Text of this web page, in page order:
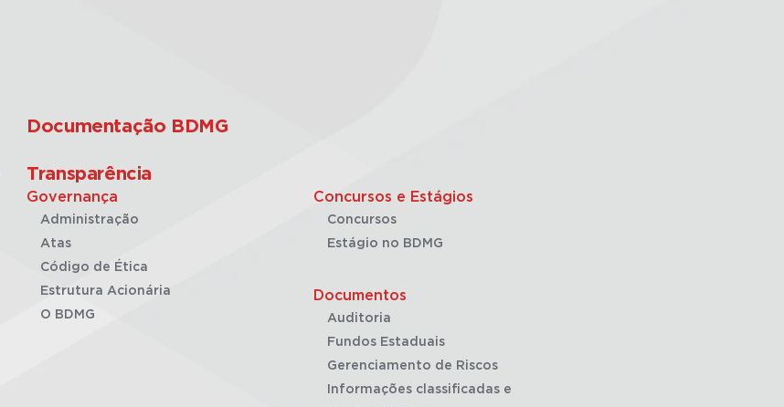
Documentação BDMG
Transparência
Governança
Administração
Atas
Código de Ética
Estrutura Acionária
O BDMG
Concursos e Estágios
Concursos
Estágio no BDMG
Documentos
Auditoria
Fundos Estaduais
Gerenciamento de Riscos
Informações classificadas e